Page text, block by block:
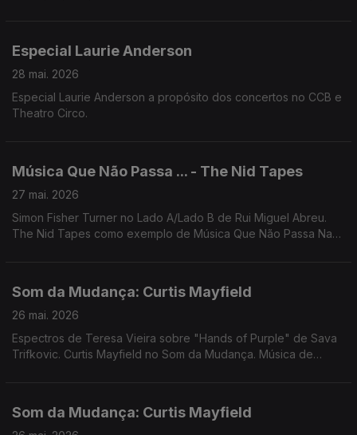
Especial Laurie Anderson
28 mai. 2026
Especial Laurie Anderson a propósito dos concertos no CCB e
Theatro Circo.
Música Que Não Passa ... - The Nid Tapes
27 mai. 2026
Simon Fisher Turner no Lado A/Lado B de Rui Miguel Abreu.
The Nid Tapes como exemplo de Música Que Não Passa Na
Som da Mudança: Curtis Mayfield
26 mai. 2026
Espectros de Teresa Vieira sobre "Hands of Purple" de Sava
Trifkovic. Curtis Mayfield no Som da Mudança. Música de
Som da Mudança: Curtis Mayfield